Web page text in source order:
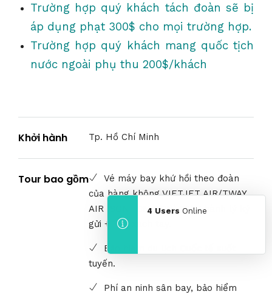
4 Users Online
Trường hợp quý khách tách đoàn sẽ bị
áp dụng phạt 300$ cho mọi trường hợp.
Trường hợp quý khách mang quốc tịch
nước ngoài phụ thu 200$/khách
Khởi hành Tp. Hồ Chí Minh
Tour bao gồm
Vé máy bay khứ hồi theo đoàn
của hàng không VIETJET AIR/TWAY
AIR (SGN-ICN-SGN) 20kg hành lý ký
gửi + 7kg xách tay.
Bảo hiểm du lịch Quốc tế suốt
tuyến.
Phí an ninh sân bay, bảo hiểm